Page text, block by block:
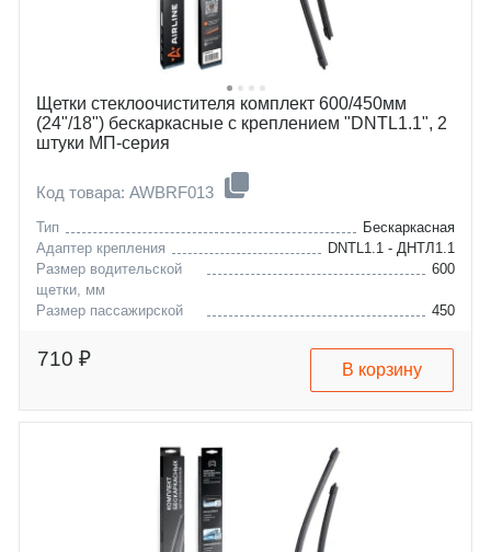
Щетки стеклоочистителя комплект 600/450мм
(24"/18") бескаркасные с креплением "DNTL1.1", 2
штуки МП-серия
Код товара: AWBRF013
Тип
Бескаркасная
Адаптер крепления
DNTL1.1 - ДНТЛ1.1
Размер водительской
щетки, мм
600
Размер пассажирской
450
mazda cx-5
710 ₽ В корзину